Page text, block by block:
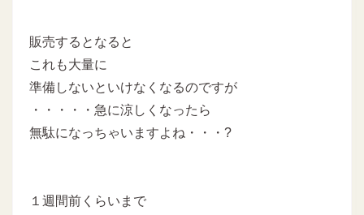
販売するとなると
これも大量に
準備しないといけなくなるのですが
・・・・・急に涼しくなったら
無駄になっちゃいますよね・・・?
１週間前くらいまで